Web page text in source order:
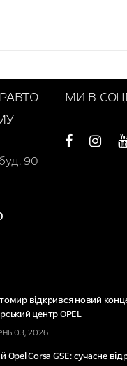
90
МИ В
відкрився новий
центр OPEL
03, 2026
Opel Corsa GSE: сучасне